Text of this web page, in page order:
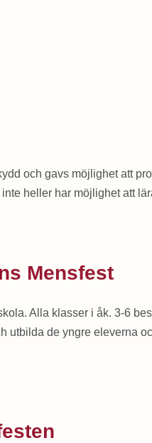
och gavs möjlighet att
heller har möjlighet att
Mensfest
Alla klasser i åk. 3-6
utbilda de yngre eleverna